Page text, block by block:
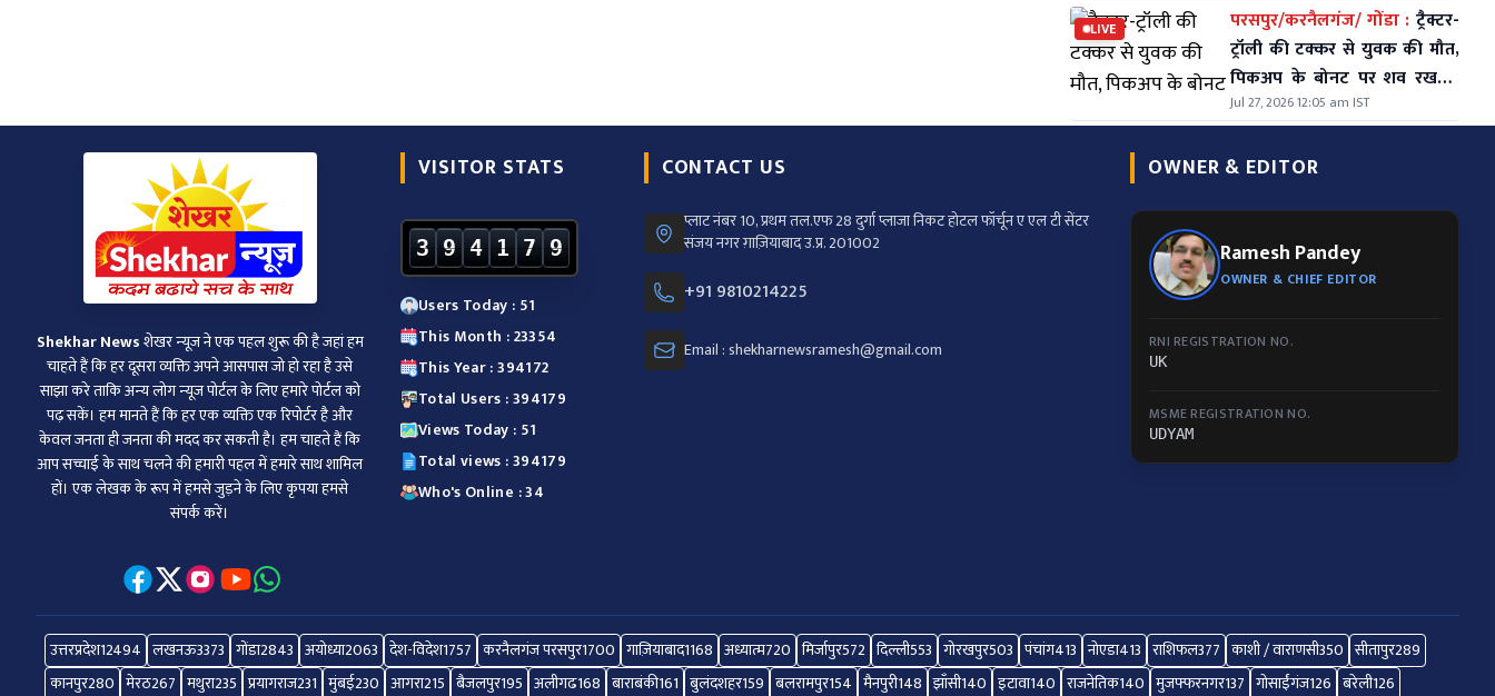
LIVE परसपुर/करनैलगंज/ गोंडा : ट्रैक्टर-
ट्रॉली की टक्कर से युवक की मौत,
पिकअप के बोनट पर शव रखकर
थाने पर दो घंटे किया प्रदर्शन,
Jul 27, 2026 12:05 am IST
Shekhar Newsशेखर न्‍यूज ने एक पहल शुरू की है जहां हम
चाहते हैं कि हर दूसरा व्‍यक्ति अपने आसपास जो हो रहा है उसे
साझा करे ताकि अन्‍य लोग न्‍यूज पोर्टल के लिए हमारे पोर्टल को
पढ़ सकें। हम मानते हैं कि हर एक व्यक्ति एक रिपोर्टर है और
केवल जनता ही जनता की मदद कर सकती है। हम चाहते हैं कि
आप सच्चाई के साथ चलने की हमारी पहल में हमारे साथ शामिल
हों। एक लेखक के रूप में हमसे जुड़ने के लिए कृपया हमसे
संपर्क करें।
VISITOR STATS
3 9 4 1 7 9
Users Today : 51
This Month : 23354
This Year : 394172
Total Users : 394179
Views Today : 51
Total views : 394179
Who's Online : 34
CONTACT US
प्लाट नंबर 10, प्रथम तल.एफ 28 दुर्गा प्लाजा निकट होटल फॉर्चून ए एल टी सेंटर
संजय नगर ग़ाज़ियाबाद उ.प्र. 201002
+91 9810214225
Email : shekharnewsramesh@gmail.com
OWNER & EDITOR
Ramesh Pandey
OWNER & CHIEF EDITOR
RNI REGISTRATION NO.
UK
MSME REGISTRATION NO.
UDYAM
उत्तरप्रदेश12494 लखनऊ3373 गोंडा2843 अयोध्या2063 देश-विदेश1757 करनैलगंज परसपुर1700 गाज़ियाबाद1168 अध्यात्म720 मिर्जापुर572 दिल्ली553 गोरखपुर503 पंचांग413 नोएडा413 राशिफल377 काशी / वाराणसी350 सीतापुर289
कानपुर280 मेरठ267 मथुरा235 प्रयागराज231 मुंबई230 आगरा215 बैजलपुर195 अलीगढ168 बाराबंकी161 बुलंदशहर159 बलरामपुर154 मैनपुरी148 झाँसी140 इटावा140 राजनेतिक140 मुजफ्फरनगर137 गोसाईंगंज126 बरेली126